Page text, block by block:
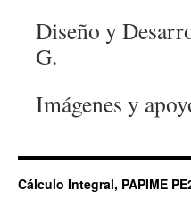
Diseño y
G.
Imágenes y
Cálculo Integral, PAPIME